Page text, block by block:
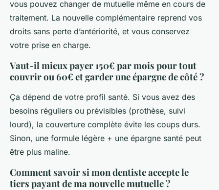
vous pouvez changer de mutuelle même en cours de
traitement. La nouvelle complémentaire reprend vos
droits sans perte d’antériorité, et vous conservez
votre prise en charge.
Vaut-il mieux payer 150€ par mois pour tout
couvrir ou 60€ et garder une épargne de côté ?
Ça dépend de votre profil santé. Si vous avez des
besoins réguliers ou prévisibles (prothèse, suivi
lourd), la couverture complète évite les coups durs.
Sinon, une formule légère + une épargne santé peut
être plus maline.
Comment savoir si mon dentiste accepte le
tiers payant de ma nouvelle mutuelle ?